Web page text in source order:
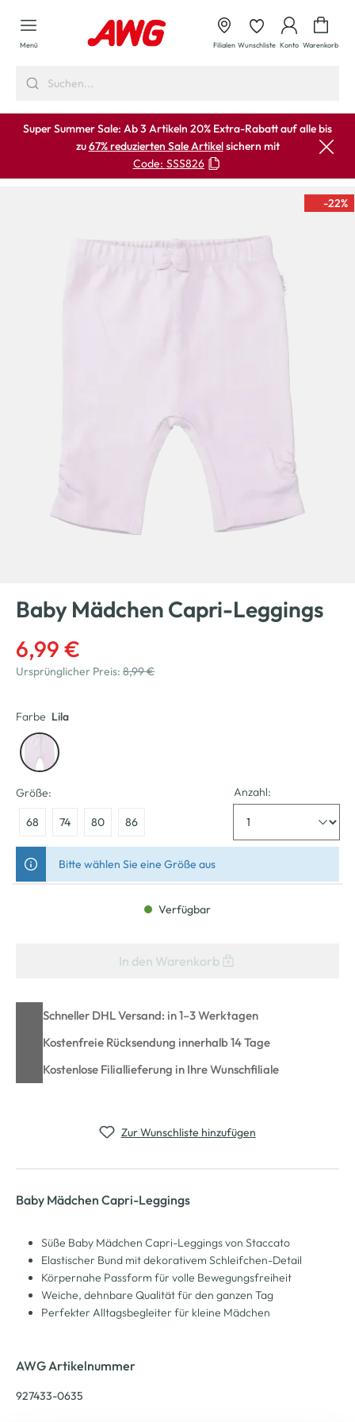
springen
Menü Filialen Wunschliste Konto Warenkorb
Super Summer Sale: Ab 3 Artikeln 20% Extra-Rabatt auf alle bis
zu67% reduzierten Sale Artikelsichern mit
Code: SSS826
-22%
Baby Mädchen Capri-Leggings
6,99 €
Ursprünglicher Preis: 8,99 €
Farbe Lila
Größe:
68 74 80 86
Anzahl:
Bitte wählen Sie eine Größe aus
Verfügbar
In den Warenkorb
Schneller DHL Versand: in 1–3 Werktagen
Kostenfreie Rücksendung innerhalb 14 Tage
Kostenlose Filiallieferung in Ihre Wunschfiliale
Zur Wunschliste hinzufügen
Baby Mädchen Capri-Leggings
Süße Baby Mädchen Capri-Leggings von Staccato
Elastischer Bund mit dekorativem Schleifchen-Detail
Körpernahe Passform für volle Bewegungsfreiheit
Weiche, dehnbare Qualität für den ganzen Tag
Perfekter Alltagsbegleiter für kleine Mädchen
AWG Artikelnummer
927433-0635